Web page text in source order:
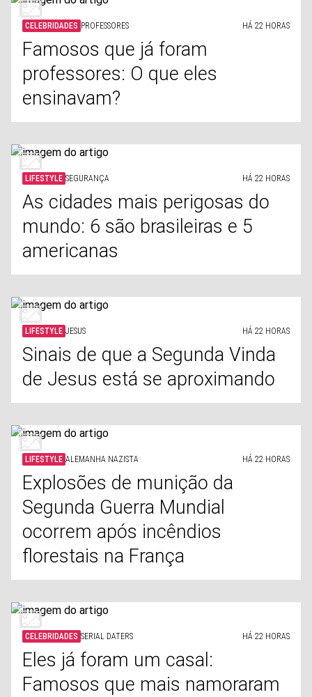
CELEBRIDADES PROFESSORES HÁ 22 HORAS
Famosos que já foram
professores: O que eles
ensinavam?
LIFESTYLE SEGURANÇA HÁ 22 HORAS
As cidades mais perigosas do
mundo: 6 são brasileiras e 5
americanas
LIFESTYLE JESUS HÁ 22 HORAS
Sinais de que a Segunda Vinda
de Jesus está se aproximando
LIFESTYLE ALEMANHA NAZISTA HÁ 22 HORAS
Explosões de munição da
Segunda Guerra Mundial
ocorrem após incêndios
florestais na França
CELEBRIDADES SERIAL DATERS HÁ 22 HORAS
Eles já foram um casal:
Famosos que mais namoraram